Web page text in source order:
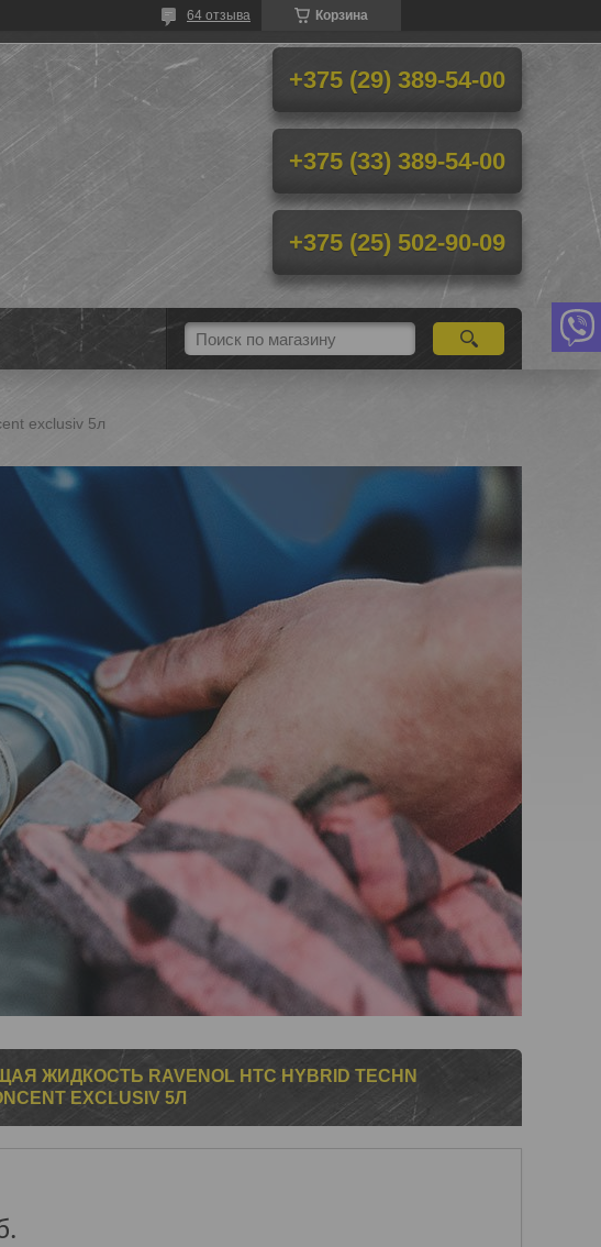
Корзина
64 отзыва
+375 (29) 389-54-00
+375 (33) 389-54-00
+375 (25) 502-90-09
exclusiv 5л
ЖИДКОСТЬ RAVENOL HTC HYBRID TECHN
EXCLUSIV 5Л